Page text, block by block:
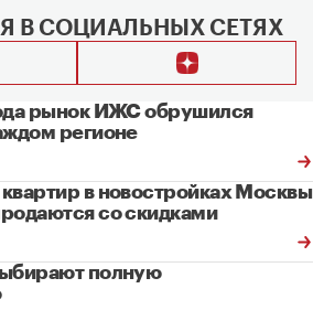
В СОЦИАЛЬНЫХ СЕТЯХ
рынок ИЖС обрушился
регионе
в новостройках Москвы
со скидками
полную